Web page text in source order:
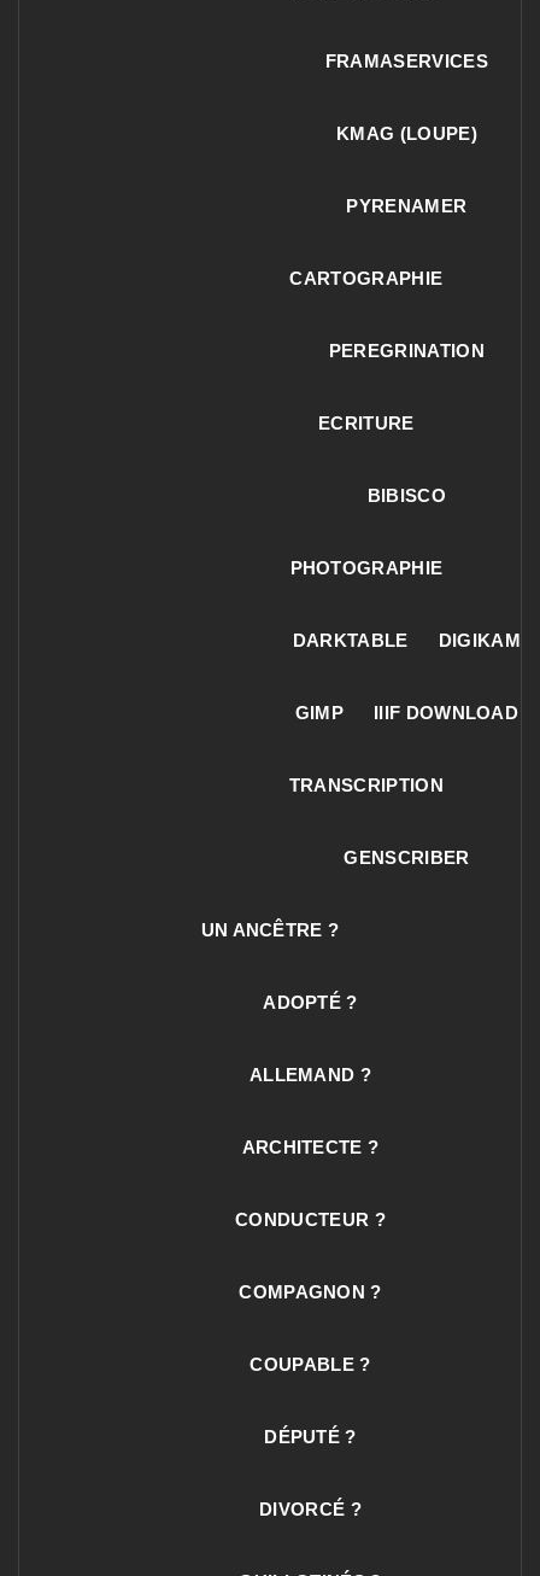
FRAMASERVICES
KMAG (LOUPE)
PYRENAMER
CARTOGRAPHIE
PEREGRINATION
ECRITURE
BIBISCO
PHOTOGRAPHIE
DARKTABLE DIGIKAM
GIMP IIIF DOWNLOAD
TRANSCRIPTION
GENSCRIBER
UN ANCÊTRE ?
ADOPTÉ ?
ALLEMAND ?
ARCHITECTE ?
CONDUCTEUR ?
COMPAGNON ?
COUPABLE ?
DÉPUTÉ ?
DIVORCÉ ?